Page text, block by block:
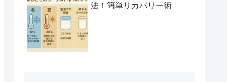
法！簡単リカバリー術